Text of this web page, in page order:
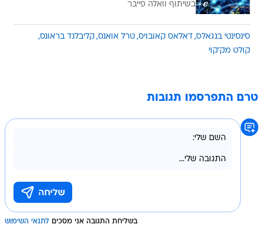
בשיתוף וואלה פייבר
סינסינטי בנגאלס דאלאס קאובויס טרל אואנס קליבלנד בראונס
קולט מק'קוי
טרם התפרסמו תגובות
בשליחת התגובה אני מסכים לתנאי השימוש